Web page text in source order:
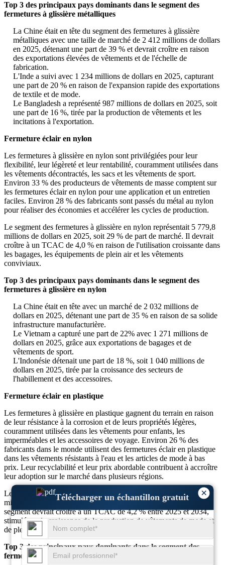
×
Télécharger un échantillon gratuit
Top 3 des principaux pays dominants dans le segment des
fermetures à glissière métalliques
La Chine était en tête du segment des fermetures à glissière
métalliques avec une taille de marché de 2 412 millions de dollars
en 2025, détenant une part de 39 % et devrait croître en raison
des exportations élevées de vêtements et de l'échelle de
fabrication.
L'Inde a suivi avec 1 234 millions de dollars en 2025, capturant
une part de 20 % en raison de l'expansion rapide des exportations
de textile et de mode.
Le Bangladesh a représenté 987 millions de dollars en 2025, soit
une part de 16 %, tirée par la production de vêtements et les
incitations à l'exportation.
Fermeture éclair en nylon
Les fermetures à glissière en nylon sont privilégiées pour leur
flexibilité, leur légèreté et leur rentabilité, couramment utilisées dans
les vêtements décontractés, les sacs et les vêtements de sport.
Environ 33 % des producteurs de vêtements de masse comptent sur
les fermetures éclair en nylon pour une application et un entretien
faciles. Environ 28 % des fabricants sont passés du métal au nylon
pour réaliser des économies et accélérer les cycles de production.
Le segment des fermetures à glissière en nylon représentait 5 779,8
millions de dollars en 2025, soit 29 % de part de marché. Il devrait
croître à un TCAC de 4,0 % en raison de l'utilisation croissante dans
les bagages, les équipements de plein air et les vêtements
conviviaux.
Top 3 des principaux pays dominants dans le segment des
fermetures à glissière en nylon
La Chine était en tête avec un marché de 2 032 millions de
dollars en 2025, détenant une part de 35 % en raison de sa solide
infrastructure manufacturière.
Le Vietnam a capturé une part de 22% avec 1 271 millions de
dollars en 2025, grâce aux exportations de bagages et de
vêtements de sport.
L'Indonésie détenait une part de 18 %, soit 1 040 millions de
dollars en 2025, tirée par la croissance des secteurs de
l'habillement et des accessoires.
Fermeture éclair en plastique
Les fermetures à glissière en plastique gagnent du terrain en raison
de leur résistance à la corrosion et de leurs propriétés légères,
couramment utilisées dans les vêtements pour enfants, les
imperméables et les accessoires de voyage. Environ 26 % des
fabricants dans le monde utilisent des fermetures éclair en plastique
dans les vêtements résistants à l'eau et les articles de mode à bas
prix. Leur recyclabilité et leur prix abordable contribuent à accroître
leur adoption sur le marché dans plusieurs régions.
Les fermetures à glissière en plastique représentaient 4 982,8
millions de dollars en 2025, soit 25 % de part de marché. Le
segment devrait croître à un TCAC de 4,2 % entre 2025 et 2034,
stimulé par la croissance de la production de vêtements de mode et
de plein air.
Top 3 des principaux pays dominants dans le segment des
fermetures à glissière en plastique